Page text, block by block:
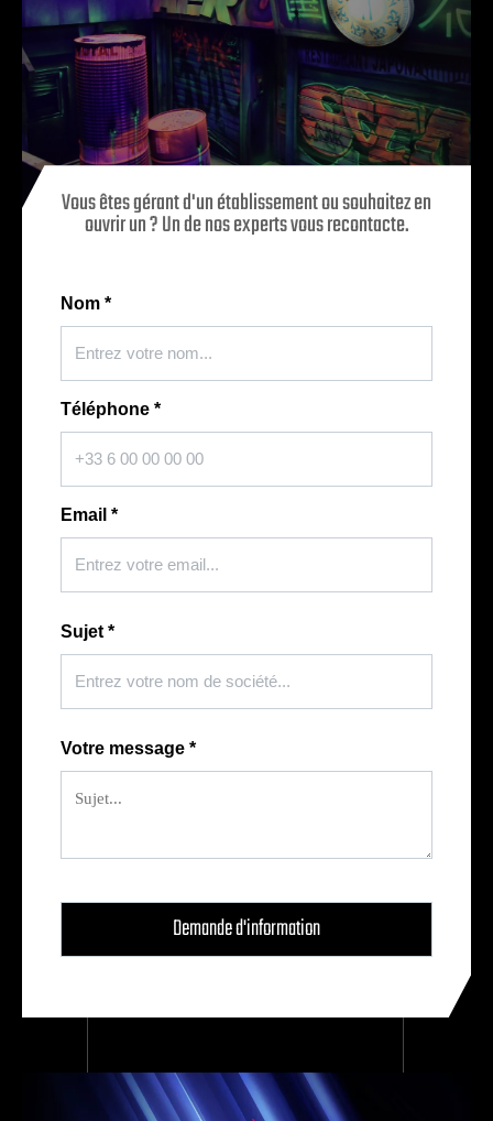
Vous êtes gérant d'un établissement ou souhaitez en
ouvrir un ? Un de nos experts vous recontacte.
Nom *
Téléphone *
Email *
Sujet *
Votre message *